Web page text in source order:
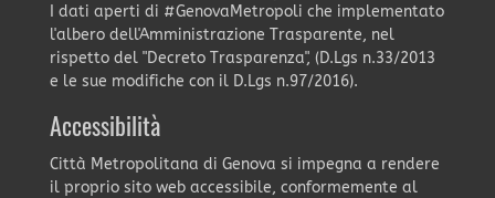
I dati aperti di #GenovaMetropoli che implementato
l'albero dell'Amministrazione Trasparente, nel
rispetto del "Decreto Trasparenza", (D.Lgs n.33/2013
e le sue modifiche con il D.Lgs n.97/2016).
Accessibilità
Città Metropolitana di Genova si impegna a rendere
il proprio sito web accessibile, conformemente al